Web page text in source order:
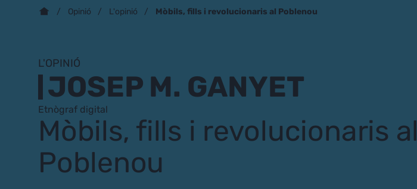
Opinió L'opinió Mòbils, fills i revolucionaris al Poblenou
L'OPINIÓ
JOSEP M. GANYET
Etnògraf digital
Mòbils, fills i revolucionaris al
Poblenou